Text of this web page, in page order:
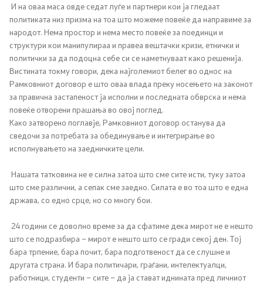
И на оваа маса овде седат луѓе и партнери кои ја гледаат
политиката низ призма на тоа што можеме повеќе да направиме за
народот. Нема простор и нема место повеќе за поединци и
структури кои манипулираа и правеа вештачки кризи, етнички и
политички за да подоцна себе си се наметнуваат како решенија.
Вистината токму говори, дека најголемиот белег во однос на
Рамковниот договор е што оваа влада преку носењето на законот
за правична застапеност ја исполни и последната обврска и нема
повеќе отворени прашања во овој поглед.
Како затворено поглавје, Рамковниот договор останува да
сведочи за потребата за обединување и интегрирање во
исполнувањето на заедничките цели.
Нашата татковина не е силна затоа што сме сите исти, туку затоа
што сме различни, а сепак сме заедно. Силата е во тоа што е една
држава, со едно срце, но со многу бои.
24 години се доволно време за да сфатиме дека мирот не е нешто
што се подразбира – мирот е нешто што се гради секој ден. Тој
бара трпение, бара почит, бара подготвеност да се слушне и
другата страна. И бара политичари, граѓани, интелектуалци,
работници, студенти – сите – да ја стават иднината пред личниот